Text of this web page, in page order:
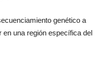
genético a
una región específica del